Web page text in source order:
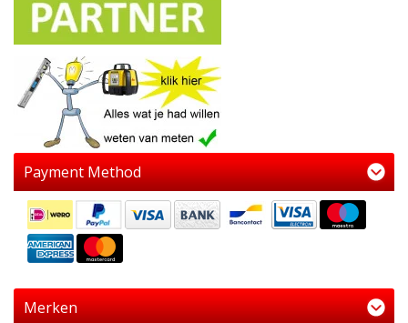
Payment Method
Merken